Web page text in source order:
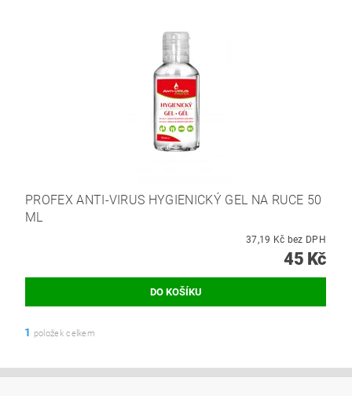
PROFEX ANTI-VIRUS HYGIENICKÝ GEL NA RUCE 50
ML
37,19 Kč bez DPH
45 Kč
1 položek celkem